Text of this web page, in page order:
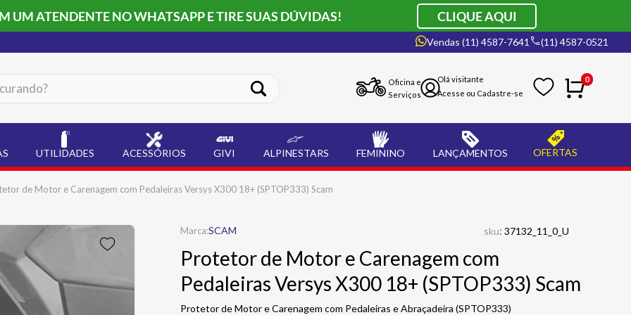
UM ATENDENTE NO WHATSAPP E TIRE SUAS DÚVIDAS! CLIQUE AQUI
Vendas (11) 4587-7641 (11) 4587-0521
Oficina e
Serviços
0
UTILIDADES ACESSÓRIOS GIVI ALPINESTARS FEMININO LANÇAMENTOS OFERTAS
de Motor e Carenagem com Pedaleiras Versys X300 18+ (SPTOP333) Scam
SCAM sku: 37132_11_0_U
Protetor de Motor e Carenagem com
Pedaleiras Versys X300 18+ (SPTOP333) Scam
Protetor de Motor e Carenagem com Pedaleiras e Abraçadeira (SPTOP333)